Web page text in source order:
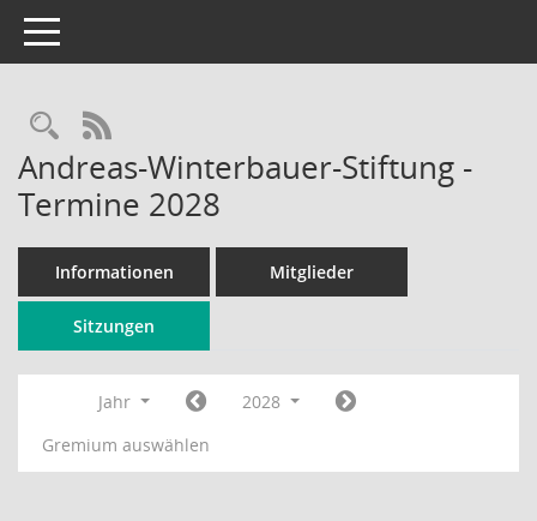
Toggle navigation
Rechercheauswahl
RSS-Feed
Andreas-Winterbauer-Stiftung -
Termine 2028
Informationen Mitglieder
Sitzungen
Jahr
2028
Gremium auswählen